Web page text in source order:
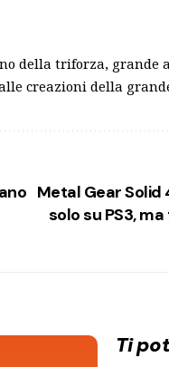
della triforza, grande
creazioni della
Metal Gear Solid
solo su PS3,
Ti